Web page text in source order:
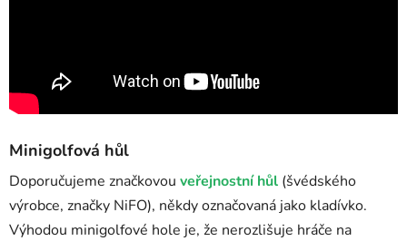
Minigolfová hůl
Doporučujeme značkovou veřejnostní hůl (švédského
výrobce, značky NiFO), někdy označovaná jako kladívko.
Výhodou minigolfové hole je, že nerozlišuje hráče na